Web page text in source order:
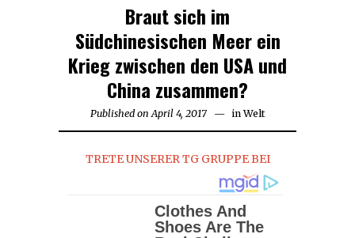
Braut sich im
Südchinesischen Meer ein
Krieg zwischen den USA und
China zusammen?
Published on April 4, 2017 in Welt
TRETE UNSERER TG GRUPPE BEI